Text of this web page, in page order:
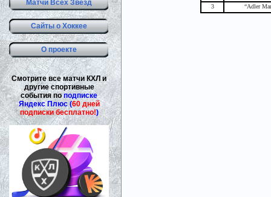
Матчи Всех Звезд
Сайты о Хоккее
О проекте
Смотрите все матчи КХЛ и
другие спортивные
события поподписке
Яндекс Плюс (60 дней
подписки бесплатно!)
3
“Adler